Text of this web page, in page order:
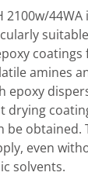
2100w/
2100w/
amines
epoxy
drying
be obtained.
even
solvents.